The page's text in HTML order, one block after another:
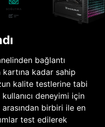
bağlantı
kadar sahip
kalite testlerine tabi
deneyimi için
birbiri ile en
test edilerek